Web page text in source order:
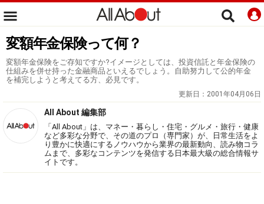
変額年金保険って何？
変額年金保険をご存知ですか?イメージとしては、投資信託と年金保険の
仕組みを併せ持った金融商品といえるでしょう。自助努力して公的年金
を補完しようと考えてる方、必見です。
更新日： 2001年04月06日
All About 編集部
「All About」は、マネー・暮らし・住宅・グルメ・旅行・健康
など多彩な分野で、その道のプロ（専門家）が、日常生活をよ
り豊かに快適にするノウハウから業界の最新動向、読み物コラ
ムまで、多彩なコンテンツを発信する日本最大級の総合情報サ
イトです。